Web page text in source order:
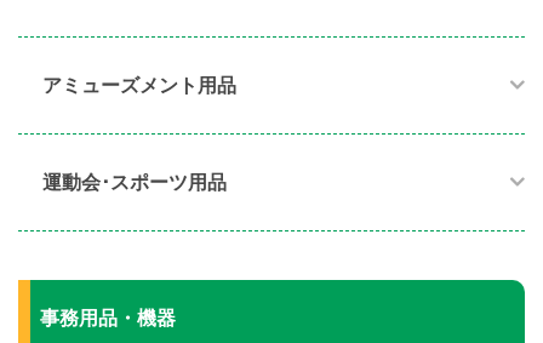
アミューズメント用品​
運動会･スポーツ用品​
事務用品・機器